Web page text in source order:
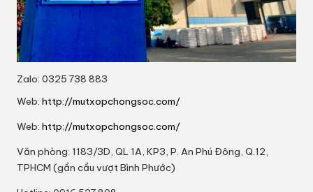
Zalo: 0325 738 883
Web: http://mutxopchongsoc.com/
Web: http://mutxopchongsoc.com/
Văn phòng: 1183/3D, QL 1A, KP3, P. An Phú Đông, Q.12,
TPHCM (gần cầu vượt Bình Phước)